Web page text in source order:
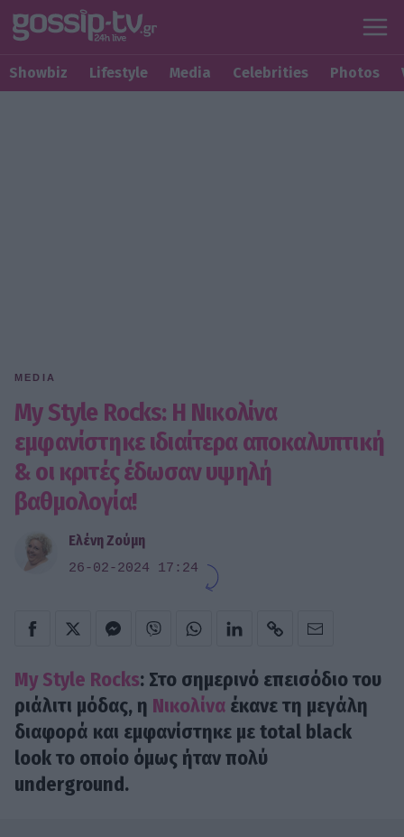
Showbiz Lifestyle Media Celebrities Photos
MEDIA
My Style Rocks: H Νικολίνα
εμφανίστηκε ιδιαίτερα αποκαλυπτική
& οι κριτές έδωσαν υψηλή
βαθμολογία!
Ελένη Ζούμη
26-02-2024 17:24
My Style Rocks: Στο σημερινό επεισόδιο του
ριάλιτι μόδας, η Νικολίνα έκανε τη μεγάλη
διαφορά και εμφανίστηκε με total black
look το οποίο όμως ήταν πολύ
underground.